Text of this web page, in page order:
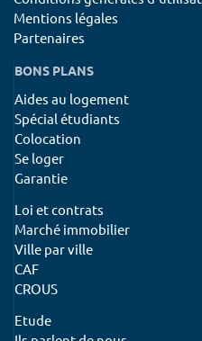
Mentions légales
Partenaires
BONS PLANS
Aides au logement
Spécial étudiants
Colocation
Se loger
Garantie
Loi et contrats
Marché immobilier
Ville par ville
CAF
CROUS
Etude